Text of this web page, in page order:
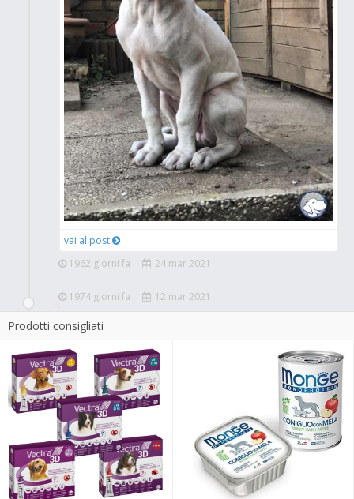
vai al post
1962 giorni fa
24 mar 2021
1974 giorni fa 12 mar 2021
Prodotti consigliati